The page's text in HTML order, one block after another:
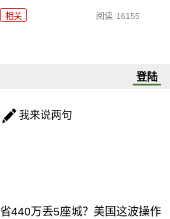
相关 阅读 16155
登陆
我来说两句
省440万丢5座城？美国这波操作